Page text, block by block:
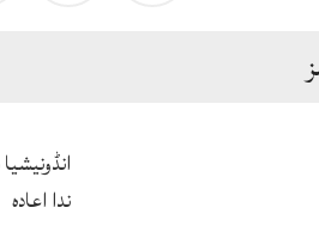
ندا اعادہ